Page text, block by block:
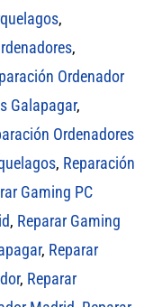
,
,
Ordenador
Galapagar,
Ordenadores
, Reparación
Gaming PC
, Reparar Gaming
, Reparar
, Reparar